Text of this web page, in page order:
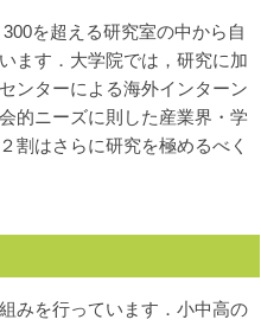
を超える研究室の中から自
ます．大学院では，研究に加
ンターによる海外インターン
的ニーズに則した産業界・学
割はさらに研究を極めるべく
みを行っています．小中高の